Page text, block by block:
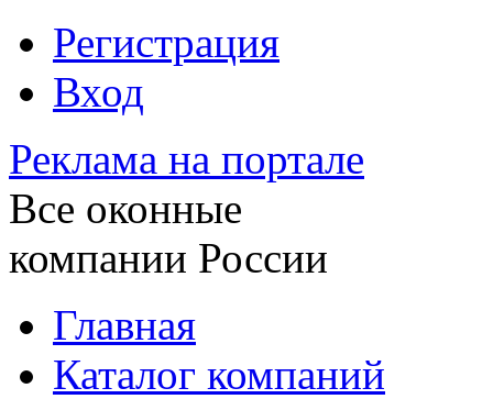
Регистрация
Вход
Реклама на портале
Все оконные
компании России
Главная
Каталог компаний